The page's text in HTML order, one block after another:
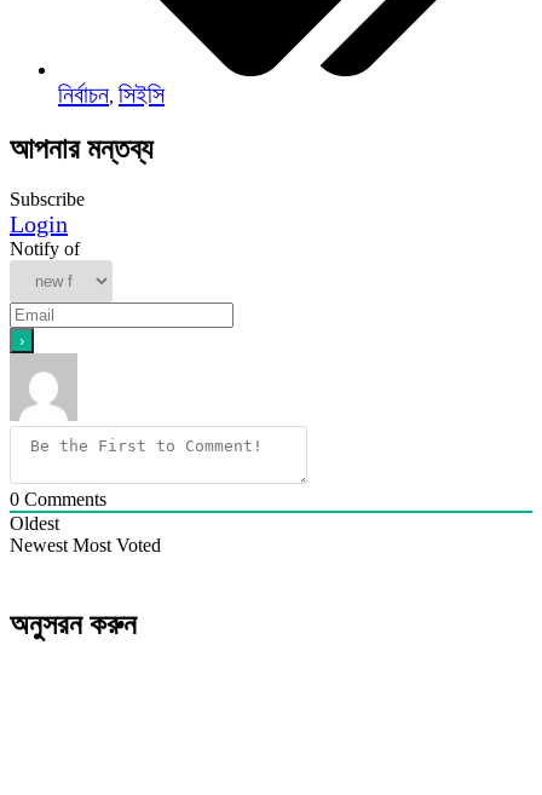
নির্বাচন, সিইসি
আপনার মন্তব্য
Subscribe
Login
Notify of
0 Comments
Oldest
Newest Most Voted
অনুসরন করুন